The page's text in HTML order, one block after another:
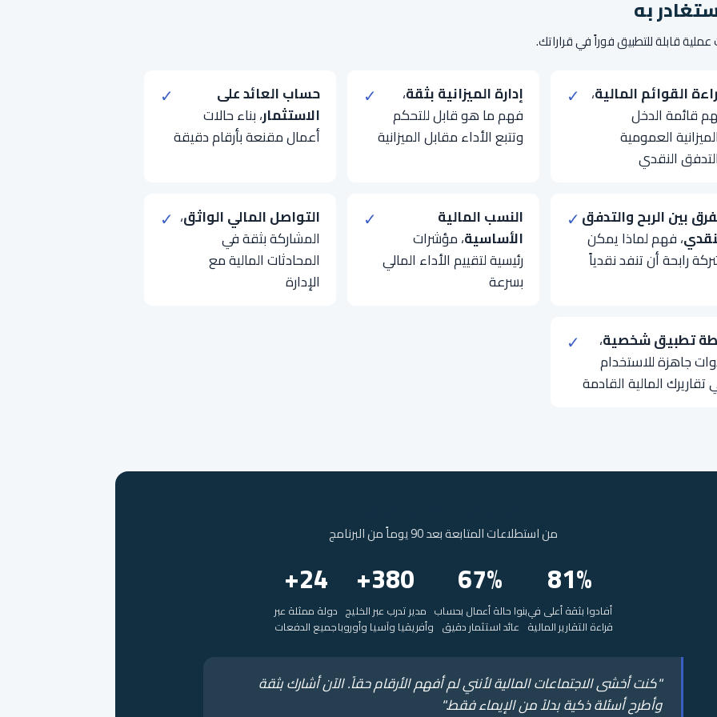
به
قابلة للتطبيق فوراً في قراراتك.
✓ القوائم المالية،
قائمة الدخل
العمومية
النقدي
✓ إدارة الميزانية بثقة،
فهم ما هو قابل للتحكم
وتتبع الأداء مقابل الميزانية
✓
حساب العائد على
الاستثمار، بناء حالات
أعمال مقنعة بأرقام دقيقة
✓بين الربح والتدفق
، فهم لماذا يمكن
رابحة أن تنفد نقدياً
✓
النسب المالية
الأساسية، مؤشرات
رئيسية لتقييم الأداء المالي
بسرعة
✓ التواصل المالي الواثق،
المشاركة بثقة في
المحادثات المالية مع
الإدارة
✓ تطبيق شخصية،
جاهزة للاستخدام
تقاريرك المالية القادمة
من استطلاعات المتابعة بعد 90 يوماً من البرنامج
81%
أفادوا بثقة أعلى في
قراءة التقارير المالية
67%
بنوا حالة أعمال بحساب
عائد استثمار دقيق
380+
مدير تدرب عبر الخليج
وأفريقيا وآسيا وأوروبا
24+
دولة ممثلة عبر
جميع الدفعات
"كنت أخشى الاجتماعات المالية لأنني لم أفهم الأرقام حقاً. الآن أشارك بثقة
وأطرح أسئلة ذكية بدلاً من الإيماء فقط."